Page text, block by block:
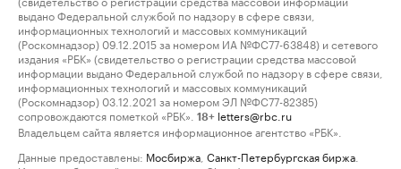
выдано Федеральной службой по надзору в сфере связи,
информационных технологий и массовых коммуникаций
(Роскомнадзор) 09.12.2015 за номером ИА №ФС77-63848) и сетевого
издания «РБК» (свидетельство о регистрации средства массовой
информации выдано Федеральной службой по надзору в сфере связи,
информационных технологий и массовых коммуникаций
(Роскомнадзор) 03.12.2021 за номером ЭЛ №ФС77-82385)
сопровождаются пометкой «РБК».
18+ letters@rbc.ru
Владельцем сайта является информационное агентство «РБК».
Данные предоставлены: Мосбиржа Санкт-Петербургская биржа